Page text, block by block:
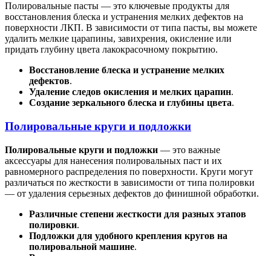
Полировальные пасты — это ключевые продукты для
восстановления блеска и устранения мелких дефектов на
поверхности ЛКП. В зависимости от типа пасты, вы можете
удалить мелкие царапины, завихрения, окисление или
придать глубину цвета лакокрасочному покрытию.
Восстановление блеска и устранение мелких
дефектов.
Удаление следов окисления и мелких царапин.
Создание зеркального блеска и глубины цвета.
Полировальные круги и подложки
Полировальные круги и подложки — это важные
аксессуары для нанесения полировальных паст и их
равномерного распределения по поверхности. Круги могут
различаться по жесткости в зависимости от типа полировки
— от удаления серьезных дефектов до финишной обработки.
Различные степени жесткости для разных этапов
полировки.
Подложки для удобного крепления кругов на
полировальной машине.